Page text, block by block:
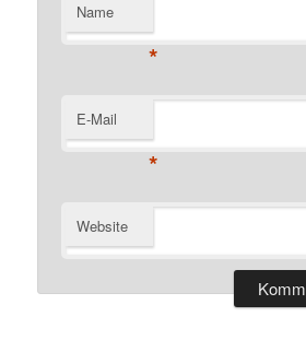
Name
*
E-Mail
*
Website